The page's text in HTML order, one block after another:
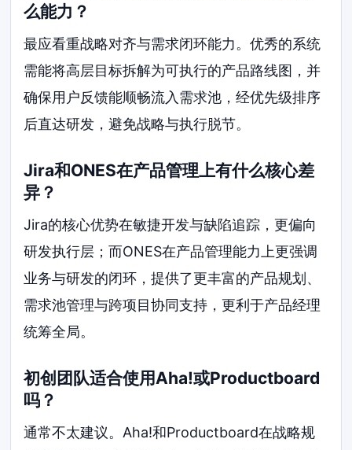
么能力？
最应看重战略对齐与需求闭环能力。优秀的系统
需能将高层目标拆解为可执行的产品路线图，并
确保用户反馈能顺畅流入需求池，经优先级排序
后直达研发，避免战略与执行脱节。
Jira和ONES在产品管理上有什么核心差
异？
Jira的核心优势在敏捷开发与缺陷追踪，更偏向
研发执行层；而ONES在产品管理能力上更强调
业务与研发的闭环，提供了更丰富的产品规划、
需求池管理与跨项目协同支持，更利于产品经理
统筹全局。
初创团队适合使用Aha!或Productboard
吗？
通常不太建议。Aha!和Productboard在战略规